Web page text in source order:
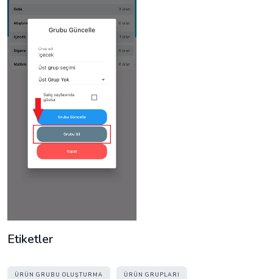
Etiketler
ÜRÜN GRUBU OLUŞTURMA ÜRÜN GRUPLARI